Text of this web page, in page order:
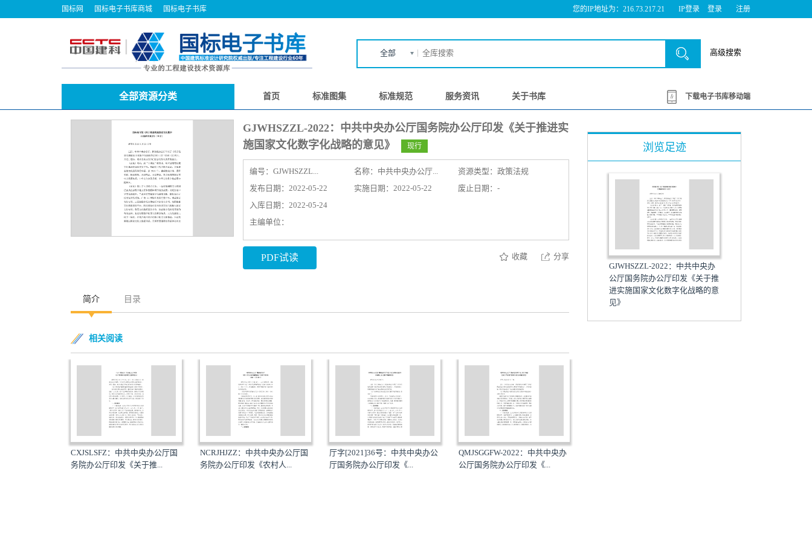
国标网 国标电子书库商城 国标电子书库 您的IP地址为：216.73.217.21 IP登录 登录 注册
全部 高级搜索
全部资源分类 首页 标准图集 标准规范 服务资讯 关于书库 下载电子书库移动端
GJWHSZZL-2022：中共中央办公厅国务院办公厅印发《关于推进实
施国家文化数字化战略的意见》
现行
编号： GJWHSZZL... 名称： 中共中央办公厅...
资源类型：政策法规
发布日期：2022-05-22
实施日期：2022-05-22
废止日期：-
入库日期：2022-05-24
主编单位：
PDF试读 收藏 分享
简介 目录
相关阅读
CXJSLSFZ：中共中央办公厅国
务院办公厅印发《关于推...
NCRJHJZZ：中共中央办公厅国
务院办公厅印发《农村人...
厅字[2021]36号：中共中央办公
厅国务院办公厅印发《...
QMJSGGFW-2022：中共中央办
公厅国务院办公厅印发《...
浏览足迹
GJWHSZZL-2022：中共中央办
公厅国务院办公厅印发《关于推
进实施国家文化数字化战略的意
见》